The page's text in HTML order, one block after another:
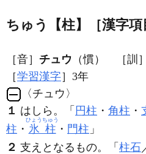
ちゅう【柱】［漢字項
［音］ チュウ （慣） ［訓］
［学習漢字］3年
〈チュウ〉
１ はしら。「 円柱 ・ 角柱 ・
柱 ・ 氷柱
ひょうちゅう
・ 門柱 」
２ 支えとなるもの。「 柱石